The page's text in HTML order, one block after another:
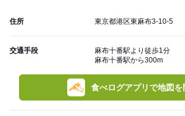
住所 東京都港区東麻布3-10-5
交通手段
麻布十番駅より徒歩1分
麻布十番駅から300m
食べログアプリで地図を